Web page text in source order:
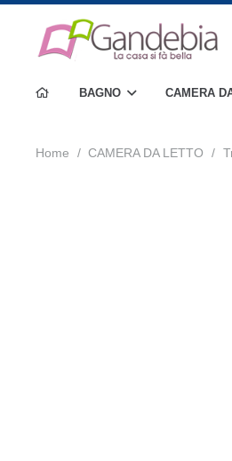
BAGNO CAMERA
Home / CAMERA DA LETTO /